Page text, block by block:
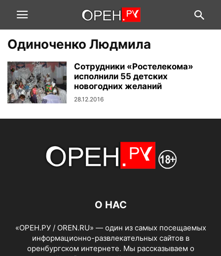
Одиноченко Людмила
Сотрудники «Ростелекома»
исполнили 55 детских
новогодних желаний
28.12.2016
О НАС
«ОРЕН.РУ / OREN.RU» — один из самых посещаемых
информационно-развлекательных сайтов в
оренбургском интернете. Мы рассказываем о